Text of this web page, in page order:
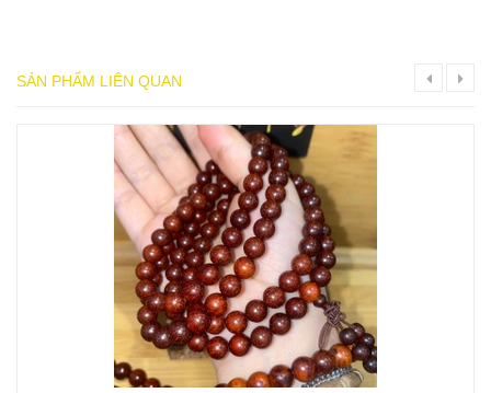
SẢN PHẨM LIÊN QUAN